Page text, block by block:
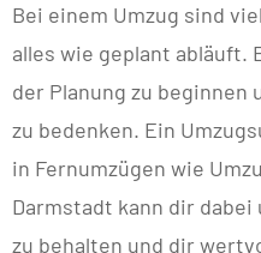
Bei einem Umzug sind
alles wie geplant
der Planung zu beginnen
zu bedenken. Ein
in Fernumzügen wie
Darmstadt kann dir
zu behalten und dir